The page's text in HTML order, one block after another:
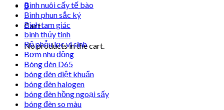
0
Cart
No products in the cart.
Bình nuôi cấy tế bào
Bình phun sắc ký
Bình tam giác
bình thủy tinh
Bộ phễu lọc vi sinh
Bơm nhu động
Bóng đèn D65
bóng đèn diệt khuẩn
bóng đèn halogen
bóng đèn hồng ngoại sấy
bóng đèn so màu